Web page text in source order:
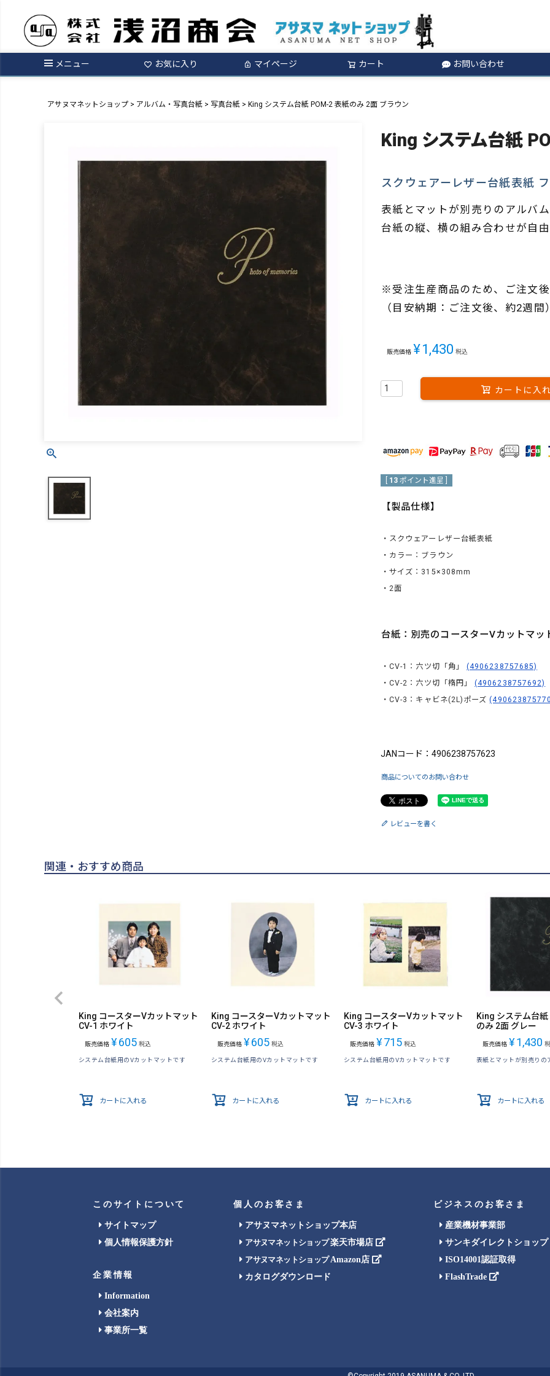
メニュー お気に入り マイページ カート お問い合わせ
検索
アサヌマネットショップ アルバム・写真台紙 写真台紙 King システム台紙 POM-2 表紙のみ 2面 ブラウン
King システム台紙
スクウェアーレザー台紙表紙
表紙とマットが別売りのアルバム
台紙の縦、横の組み合わせが自由
※受注生産商品のため、ご注文
（目安納期：ご注文後、約2週間）
販売価格 ¥1,430 税込
カートに入
13 ポイント進呈 ]
【製品仕様】
・スクウェアーレザー台紙表紙
・カラー：ブラウン
・サイズ：315×308mm
・2面
台紙：別売のコースターVカットマッ
・CV-1：六ツ切「角」(4906238757685)
・CV-2：六ツ切「楕円」(4906238757692)
・CV-3：キャビネ(2L)ポーズ
JANコード：4906238757623
商品についてのお問い合わせ
レビューを書く
関連・おすすめ商品
King コースターVカットマット
CV-1 ホワイト
販売価格 ¥605 税込
システム台紙用のVカットマットです
カートに入れる
King コースターVカットマット
CV-2 ホワイト
販売価格 ¥605 税込
システム台紙用のVカットマットです
カートに入れる
King コースターVカットマット
CV-3 ホワイト
販売価格 ¥715 税込
システム台紙用のVカットマットです
カートに入れる
King システム台
のみ 2面 グレー
販売価格 ¥1,430
表紙とマットが別売りの
カートに入れる
このサイトについて
サイトマップ
個人情報保護方針
企業情報
Information
会社案内
事業所一覧
個人のお客さま
アサヌマネットショップ本店
アサヌマネットショップ楽天市場店
アサヌマネットショップAmazon店
カタログダウンロード
ビジネスのお客さま
産業機材事業部
サンキダイレクトショップ
ISO14001認証取得
FlashTrade